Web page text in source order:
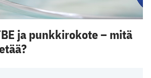
ja punkkirokote – mitä